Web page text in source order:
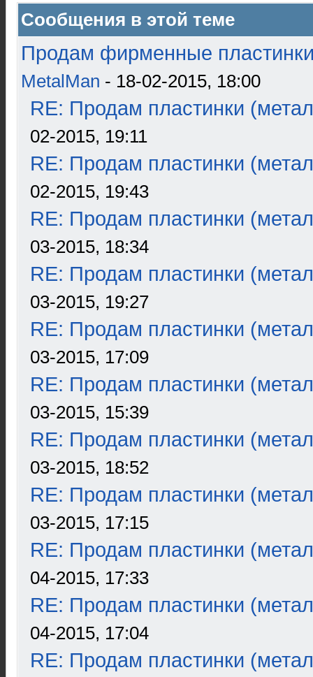
Сообщения в этой теме
Продам фирменные
MetalMan - 18-02-2015, 18:00
RE: Продам пластинки
02-2015, 19:11
RE: Продам пластинки
02-2015, 19:43
RE: Продам пластинки
03-2015, 18:34
RE: Продам пластинки
03-2015, 19:27
RE: Продам пластинки
03-2015, 17:09
RE: Продам пластинки
03-2015, 15:39
RE: Продам пластинки
03-2015, 18:52
RE: Продам пластинки
03-2015, 17:15
RE: Продам пластинки
04-2015, 17:33
RE: Продам пластинки
04-2015, 17:04
RE: Продам пластинки